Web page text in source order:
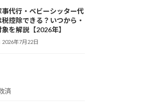
事代行・ベビーシッター代
税控除できる？いつから・
象を解説【2026年】
2026年7月22日
済